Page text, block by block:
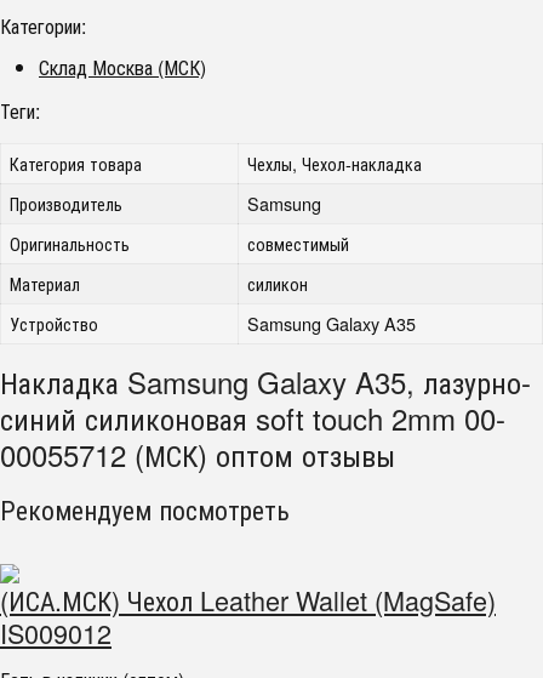
Категории:
Склад Москва (МСК)
Теги:
Категория товара
Чехлы, Чехол-накладка
Производитель
Samsung
Оригинальность
совместимый
Материал
силикон
Устройство
Samsung Galaxy A35
Накладка Samsung Galaxy A35, лазурно-
синий силиконовая soft touch 2mm 00-
00055712 (МСК) оптом отзывы
Рекомендуем посмотреть
(ИСА.МСК) Чехол Leather Wallet (MagSafe)
IS009012